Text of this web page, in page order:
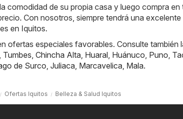
comodidad de su propia casa y luego compra en
Con nosotros, siempre tendrá una excelente
en Iquitos.
ofertas especiales favorables. Consulte también
, Tumbes, Chincha Alta, Huaral, Huánuco, Puno,
de Surco, Juliaca, Marcavelica, Mala.
Ofertas Iquitos Belleza & Salud Iquitos